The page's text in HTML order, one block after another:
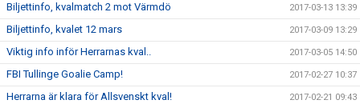
Biljettinfo, kvalmatch 2 mot Värmdö 2017-03-13 13:39
Biljettinfo, kvalet 12 mars 2017-03-09 13:29
Viktig info inför Herrarnas kval.. 2017-03-05 14:50
FBI Tullinge Goalie Camp! 2017-02-27 10:37
Herrarna är klara för Allsvenskt kval! 2017-02-21 09:43